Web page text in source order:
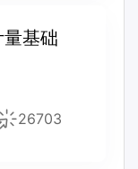
基础
26703